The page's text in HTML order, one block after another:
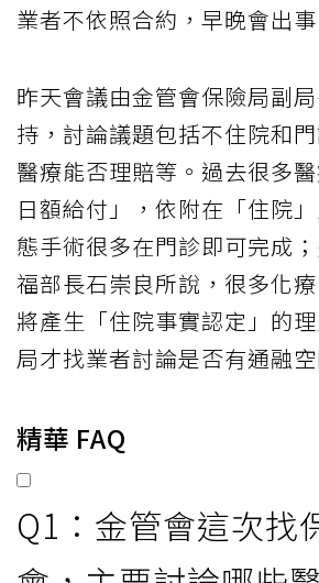
業者不依照合約，早晚會出事
昨天會議由金管會保險局副
持，討論議題包括不住院和
醫療能否理賠等。過去很多
日額給付」，依附在「住院
態手術很多在門診即可完成
福部長石崇良所說，很多化療
將產生「住院事實認定」的
局才找業者討論是否有通融空
精華 FAQ
Q1：金管會這次找